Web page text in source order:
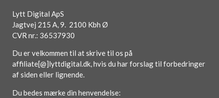
Lytt Digital ApS
Jagtvej 215 A, 9. 2100 Kbh Ø
CVR nr.: 36537930
Du er velkommen til at skrive til os på
affiliate[@]lyttdigital.dk, hvis du har forslag til forbedringer
af siden eller lignende.
Du bedes mærke din henvendelse: